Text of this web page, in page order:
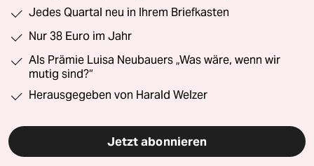
Jedes Quartal neu in Ihrem Briefkasten
Nur 38 Euro im Jahr
Als Prämie Luisa Neubauers „Was wäre, wenn wir
mutig sind?“
Herausgegeben von Harald Welzer
Jetzt abonnieren